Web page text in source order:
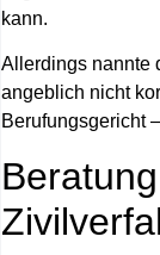
kann.
Allerdings nannte
angeblich nicht
Berufungsgericht